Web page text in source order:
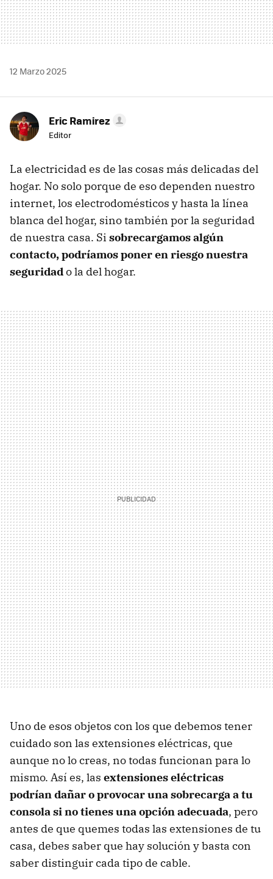
12 Marzo 2025
Eric Ramirez
Editor
La electricidad es de las cosas más delicadas del
hogar. No solo porque de eso dependen nuestro
internet, los electrodomésticos y hasta la línea
blanca del hogar, sino también por la seguridad
de nuestra casa. Si sobrecargamos algún
contacto, podríamos poner en riesgo nuestra
seguridado la del hogar.
Uno de esos objetos con los que debemos tener
cuidado son las extensiones eléctricas, que
aunque no lo creas, no todas funcionan para lo
mismo. Así es, las extensiones eléctricas
podrían dañar o provocar una sobrecarga a tu
consola si no tienes una opción adecuada, pero
antes de que quemes todas las extensiones de tu
casa, debes saber que hay solución y basta con
saber distinguir cada tipo de cable.